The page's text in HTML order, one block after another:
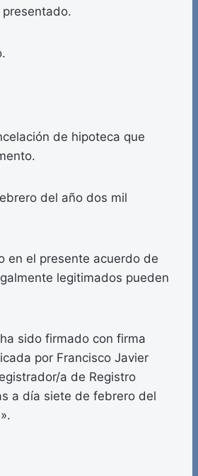
de hipoteca que
del año dos mil
en el presente acuerdo de
legitimados pueden
sido firmado con firma
por Francisco Javier
a de Registro
a día siete de febrero del